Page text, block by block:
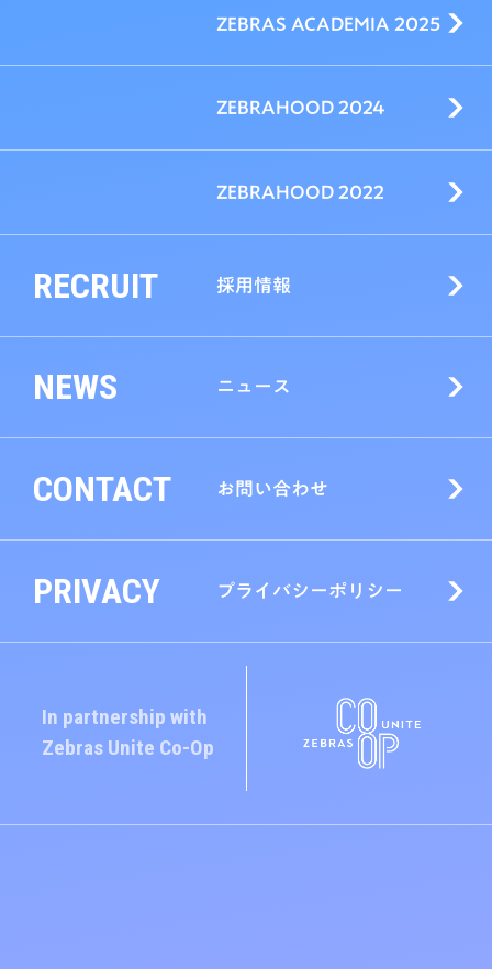
ZEBRAS ACADEMIA 2025
ZEBRAHOOD 2024
ZEBRAHOOD 2022
RECRUIT 採用情報
NEWS ニュース
CONTACT お問い合わせ
PRIVACY プライバシーポリシー
In partnership with
Zebras Unite Co-Op